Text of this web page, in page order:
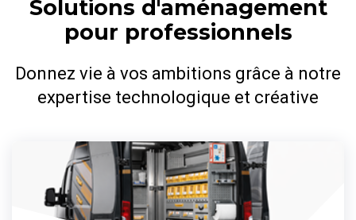
Solutions d'aménagement
pour professionnels
Donnez vie à vos ambitions grâce à notre
expertise technologique et créative